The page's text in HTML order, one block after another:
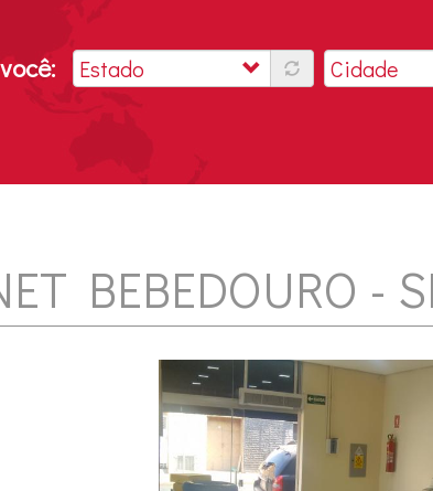
BEBEDOURO -